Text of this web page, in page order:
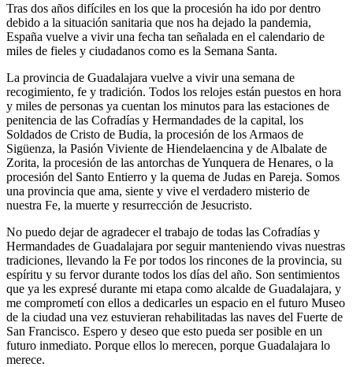
Tras dos años difíciles en los que la procesión ha ido por dentro
debido a la situación sanitaria que nos ha dejado la pandemia,
España vuelve a vivir una fecha tan señalada en el calendario de
miles de fieles y ciudadanos como es la Semana Santa.
La provincia de Guadalajara vuelve a vivir una semana de
recogimiento, fe y tradición. Todos los relojes están puestos en hora
y miles de personas ya cuentan los minutos para las estaciones de
penitencia de las Cofradías y Hermandades de la capital, los
Soldados de Cristo de Budia, la procesión de los Armaos de
Sigüenza, la Pasión Viviente de Hiendelaencina y de Albalate de
Zorita, la procesión de las antorchas de Yunquera de Henares, o la
procesión del Santo Entierro y la quema de Judas en Pareja. Somos
una provincia que ama, siente y vive el verdadero misterio de
nuestra Fe, la muerte y resurrección de Jesucristo.
No puedo dejar de agradecer el trabajo de todas las Cofradías y
Hermandades de Guadalajara por seguir manteniendo vivas nuestras
tradiciones, llevando la Fe por todos los rincones de la provincia, su
espíritu y su fervor durante todos los días del año. Son sentimientos
que ya les expresé durante mi etapa como alcalde de Guadalajara, y
me comprometí con ellos a dedicarles un espacio en el futuro Museo
de la ciudad una vez estuvieran rehabilitadas las naves del Fuerte de
San Francisco. Espero y deseo que esto pueda ser posible en un
futuro inmediato. Porque ellos lo merecen, porque Guadalajara lo
merece.